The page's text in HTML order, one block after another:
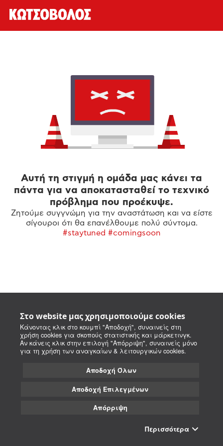
Στο website μας χρησιμοποιούμε cookies
Κάνοντας κλικ στο κουμπί "Αποδοχή", συναινείς στη
χρήση cookies για σκοπούς στατιστικής και μάρκετινγκ.
Αν κάνεις κλικ στην επιλογή "Απόρριψη", συναινείς μόνο
για τη χρήση των αναγκαίων & λειτουργικών cookies.
Αποδοχή Όλων
Αποδοχή Επιλεγμένων
Απόρριψη
Περισσότερα
Αυτή τη στιγμή η ομάδα μας κάνει τα
πάντα για να αποκατασταθεί το τεχνικό
πρόβλημα που προέκυψε.
Ζητούμε συγγνώμη για την αναστάτωση και να είστε
σίγουροι ότι θα επανέλθουμε πολύ σύντομα.
#staytuned #comingsoon